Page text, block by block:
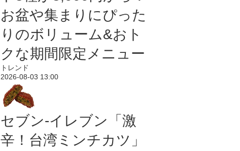
お盆や集まりにぴった
りのボリューム&おト
クな期間限定メニュー
トレンド
2026-08-03 13:00
セブン-イレブン「激
辛！台湾ミンチカツ」